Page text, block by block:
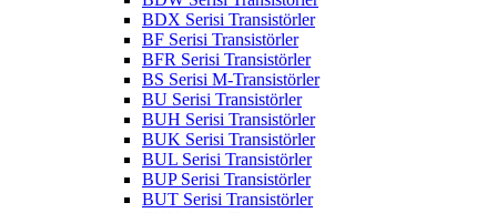
BDX Serisi Transistörler
BF Serisi Transistörler
BFR Serisi Transistörler
BS Serisi M-Transistörler
BU Serisi Transistörler
BUH Serisi Transistörler
BUK Serisi Transistörler
BUL Serisi Transistörler
BUP Serisi Transistörler
BUT Serisi Transistörler